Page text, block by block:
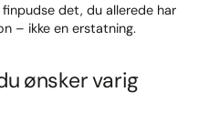
det, du allerede har
– ikke en erstatning.
ønsker varig